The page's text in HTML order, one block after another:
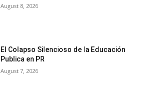
August 8, 2026
El Colapso Silencioso de la Educación
Publica en PR
August 7, 2026